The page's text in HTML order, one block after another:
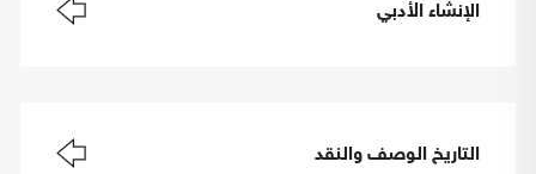
الإنشاء الأدبي
التاريخ الوصف والنقد